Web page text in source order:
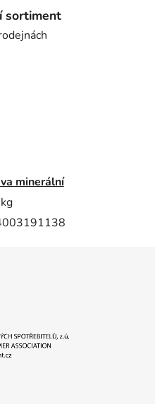
sortiment
minerální